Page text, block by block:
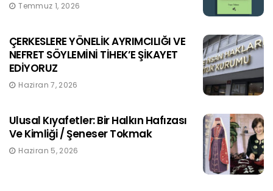
Temmuz 1, 2026
ÇERKESLERE YÖNELİK AYRIMCILIĞI VE
NEFRET SÖYLEMİNİ TİHEK’E ŞİKAYET
EDİYORUZ
Haziran 7, 2026
Ulusal Kıyafetler: Bir Halkın Hafızası
Ve Kimliği / Şeneser Tokmak
Haziran 5, 2026